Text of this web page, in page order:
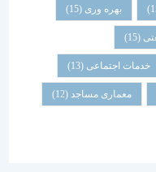
بهره وری(15)
(13)
مساجد(12)